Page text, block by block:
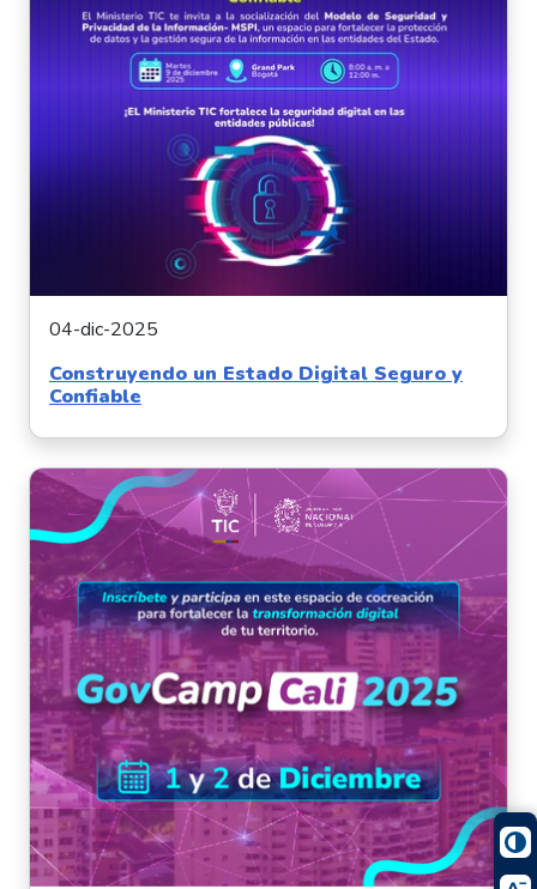
04-dic-2025
Construyendo un Estado Digital Seguro y
Confiable